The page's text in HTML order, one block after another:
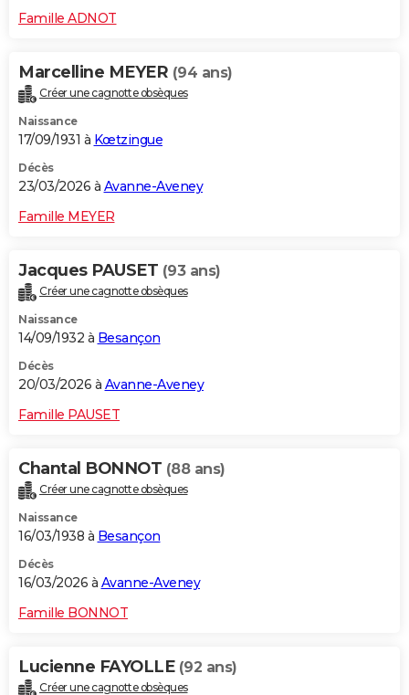
Famille ADNOT
Marcelline MEYER (94 ans)
Créer une cagnotte obsèques
Naissance
17/09/1931 à Kœtzingue
Décès
23/03/2026 à Avanne-Aveney
Famille MEYER
Jacques PAUSET (93 ans)
Créer une cagnotte obsèques
Naissance
14/09/1932 à Besançon
Décès
20/03/2026 à Avanne-Aveney
Famille PAUSET
Chantal BONNOT (88 ans)
Créer une cagnotte obsèques
Naissance
16/03/1938 à Besançon
Décès
16/03/2026 à Avanne-Aveney
Famille BONNOT
Lucienne FAYOLLE (92 ans)
Créer une cagnotte obsèques